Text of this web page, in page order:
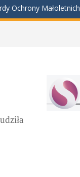
Ochrony Małoletnich